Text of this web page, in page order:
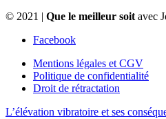
© 2021 | Que le meilleur soit avec
Facebook
Mentions légales et CGV
Politique de confidentialité
Droit de rétractation
L’élévation vibratoire et ses